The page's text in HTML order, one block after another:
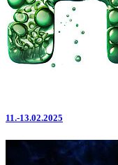
11.-13.02.2025